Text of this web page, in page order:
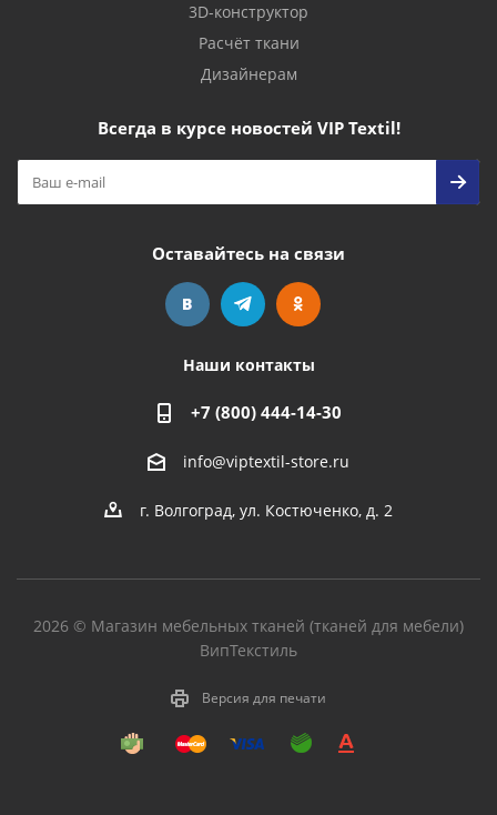
3D-конструктор
Расчёт ткани
Дизайнерам
Всегда в курсе новостей VIP Textil!
Оставайтесь на связи
Наши контакты
+7 (800) 444-14-30
info@viptextil-store.ru
г. Волгоград, ул. Костюченко, д. 2
2026 © Магазин мебельных тканей (тканей для мебели)
ВипТекстиль
Версия для печати